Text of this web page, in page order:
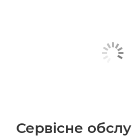
Сервісне